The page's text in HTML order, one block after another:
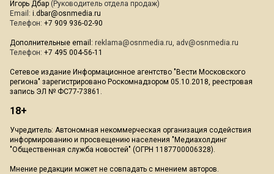
Игорь Дбар (Руководитель отдела продаж)
Email: i.dbar@osnmedia.ru
Телефон: +7 909 936-02-90
Дополнительные email: reklama@osnmedia.ru, adv@osnmedia.ru
Телефон: +7 495 004-56-11
Сетевое издание Информационное агентство "Вести Московского
региона" зарегистрировано Роскомнадзором 05.10.2018, реестровая
запись ЭЛ № ФС77-73861.
18+
Учредитель: Автономная некоммерческая организация содействия
информированию и просвещению населения "Медиахолдинг
"Общественная служба новостей" (ОГРН 1187700006328).
Мнение редакции может не совпадать с мнением авторов.